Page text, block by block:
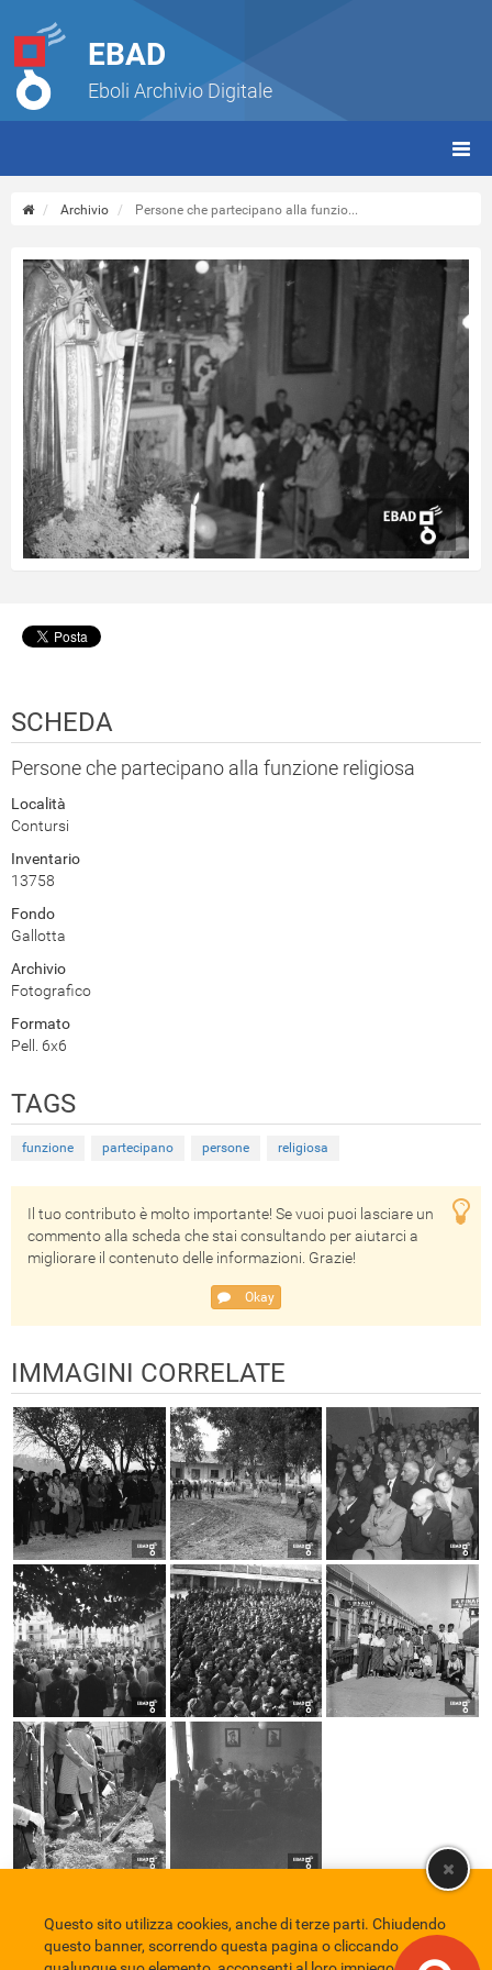
EBAD
Eboli Archivio Digitale
Archivio Persone che partecipano alla funzio...
SCHEDA
Persone che partecipano alla funzione religiosa
Località
Contursi
Inventario
13758
Fondo
Gallotta
Archivio
Fotografico
Formato
Pell. 6x6
TAGS
funzione partecipano persone religiosa
Il tuo contributo è molto importante! Se vuoi puoi lasciare un
commento alla scheda che stai consultando per aiutarci a
migliorare il contenuto delle informazioni. Grazie!
Okay
IMMAGINI CORRELATE
Comune di Eboli Servizio Bibliotecario Nazionale
Privacy policy
Credits
Questo sito utilizza cookies, anche di terze parti. Chiudendo
questo banner, scorrendo questa pagina o cliccando